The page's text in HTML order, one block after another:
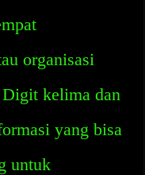
organisasi
kelima dan
yang bisa
untuk